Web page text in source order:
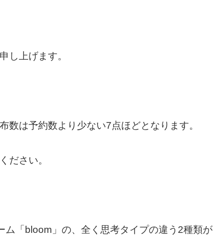
し上げます。
数は予約数より少ない7点ほどとなります。
ださい。
「bloom」の、全く思考タイプの違う2種類が